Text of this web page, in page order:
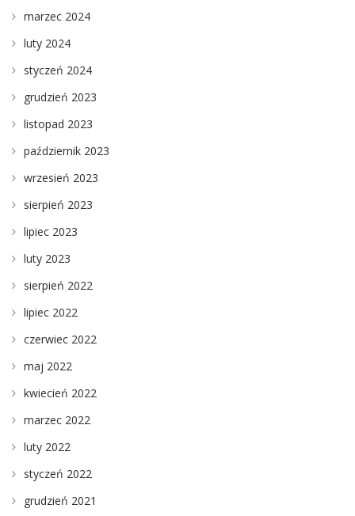
marzec 2024
luty 2024
styczeń 2024
grudzień 2023
listopad 2023
październik 2023
wrzesień 2023
sierpień 2023
lipiec 2023
luty 2023
sierpień 2022
lipiec 2022
czerwiec 2022
maj 2022
kwiecień 2022
marzec 2022
luty 2022
styczeń 2022
grudzień 2021